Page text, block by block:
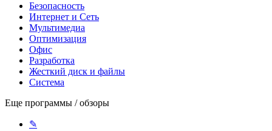
Безопасность
Интернет и Сеть
Мультимедиа
Оптимизация
Офис
Разработка
Жесткий диск и файлы
Система
Еще программы / обзоры
✎